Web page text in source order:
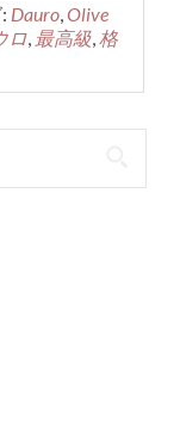
Dauro,Olive
ロ, 最高級,格